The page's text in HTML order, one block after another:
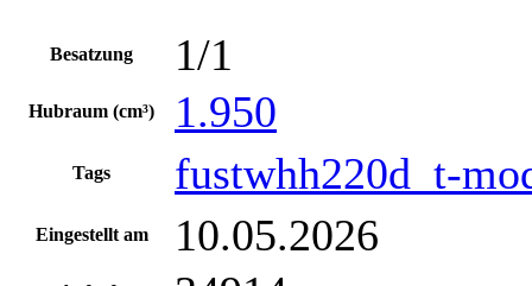
Besatzung 1/1
Hubraum (cm³) 1.950
Tags fustwhh220d_t-
Eingestellt am 10.05.2026